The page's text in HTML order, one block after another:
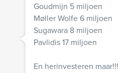
Goudmijn 5 miljoen
Møller Wolfe 6 miljoen
Sugawara 8 miljoen
Pavlidis 17 miljoen
En herinvesteren maar!!!